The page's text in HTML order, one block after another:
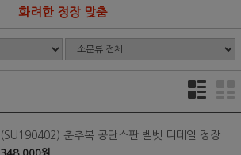
화려한 정장 맞춤
(SU190402) 춘추복 공단스판 벨벳 디테일 정장